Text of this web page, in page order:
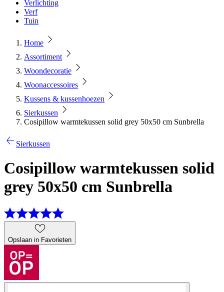
Verlichting
Verf
Tuin
Home
Assortiment
Woondecoratie
Woonaccessoires
Kussens & kussenhoezen
Sierkussen
Cosipillow warmtekussen solid grey 50x50 cm Sunbrella
Sierkussen
Cosipillow warmtekussen solid
grey 50x50 cm Sunbrella
Opslaan in Favorieten